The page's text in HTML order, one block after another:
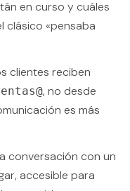
en curso y cuáles
clásico «pensaba
clientes reciben
, no desde
es más
conversación con un
accesible para